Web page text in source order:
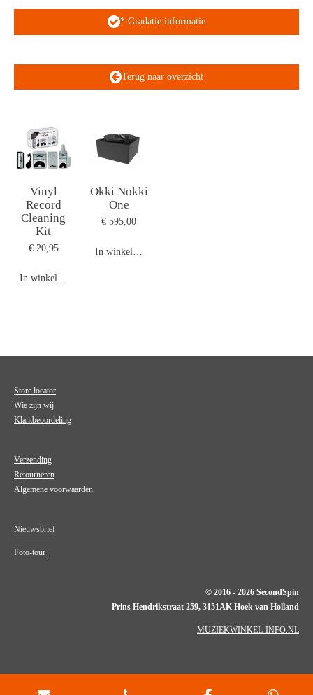
* Gradatie informatie
Terug naar overzicht
Vinyl
Record
Cleaning
Kit
€ 20,95
In winkelwagen
Okki Nokki
One
€ 595,00
In winkelwagen
Store locator
Wie zijn wij
Klantbeoordeling
Verzending
Retourneren
Algemene voorwaarden
Nieuwsbrief
Foto-tour
© 2016 - 2026 SecondSpin
Prins Hendrikstraat 259, 3151AK Hoek van Holland
MUZIEKWINKEL-INFO.NL